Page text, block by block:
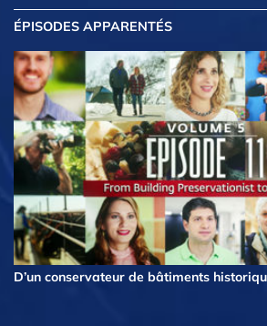
ÉPISODES APPARENTÉS
D’un conservateur de bâtiments